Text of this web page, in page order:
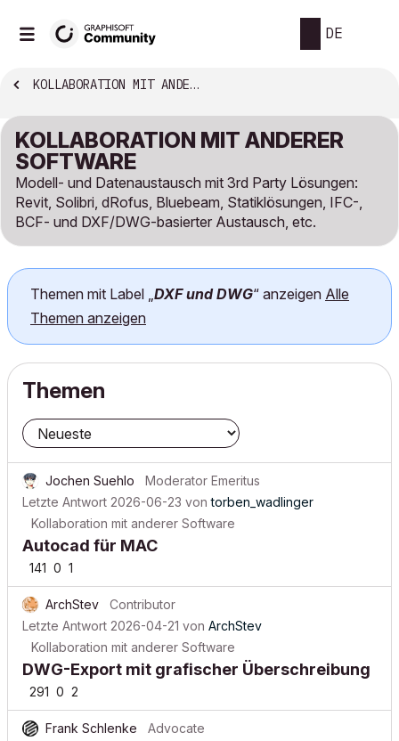
DE
KOLLABORATION MIT ANDERER SOFTWARE
KOLLABORATION MIT ANDERER
SOFTWARE
Modell- und Datenaustausch mit 3rd Party Lösungen:
Revit, Solibri, dRofus, Bluebeam, Statiklösungen, IFC-,
BCF- und DXF/DWG-basierter Austausch, etc.
Themen mit Label „DXF und DWG“ anzeigen Alle
Themen anzeigen
Themen
Jochen Suehlo
Moderator Emeritus
Letzte Antwort 2026-06-23 vontorben_wadlinger
Kollaboration mit anderer Software
Autocad für MAC
141 0 1
ArchStev
Contributor
Letzte Antwort 2026-04-21 von ArchStev
Kollaboration mit anderer Software
DWG-Export mit grafischer Überschreibung
291 0 2
Frank Schlenke
Advocate